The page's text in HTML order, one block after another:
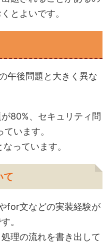
とよいです。
午後問題と大きく異な
80%、セキュリティ問
います。
っています。
て
for文などの実装経験が
。
理の流れを書き出して